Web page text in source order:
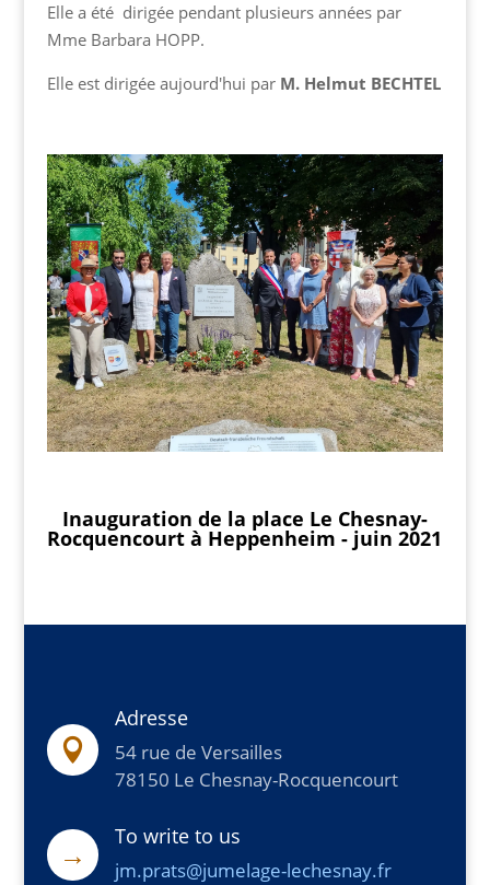
Elle a été dirigée pendant plusieurs années par
Mme Barbara HOPP.
Elle est dirigée aujourd'hui par M. Helmut BECHTEL
Inauguration de la place Le Chesnay-
Rocquencourt à Heppenheim - juin 2021

Adresse
54 rue de Versailles
78150 Le Chesnay-Rocquencourt
→
To write to us
jm.prats@jumelage-lechesnay.fr